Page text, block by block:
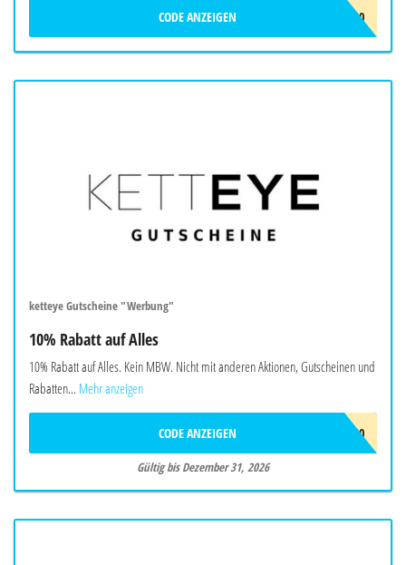
GABRI10
CODE ANZEIGEN
ketteye Gutscheine "Werbung"
10% Rabatt auf Alles
10% Rabatt auf Alles. Kein MBW. Nicht mit anderen Aktionen, Gutscheinen und
Rabatten... Mehr anzeigen
KETTEYE10
CODE ANZEIGEN
Gültig bis Dezember 31, 2026